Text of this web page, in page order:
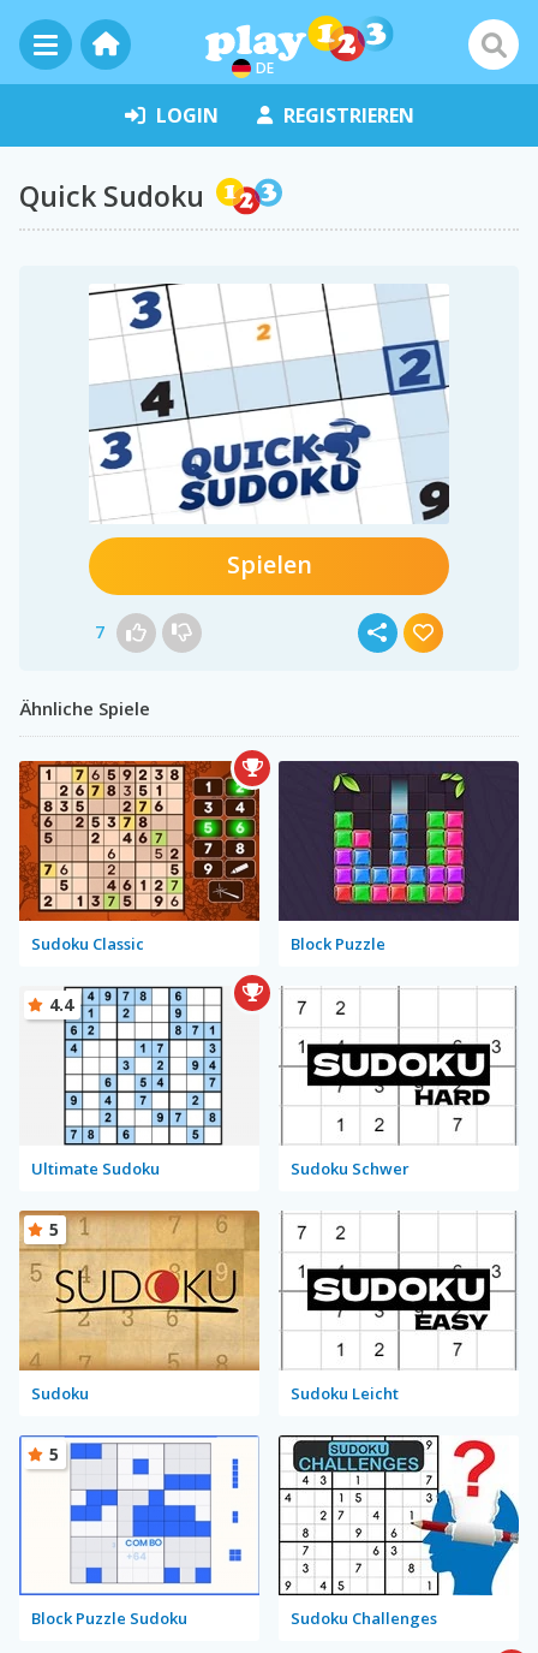
DE
LOGIN REGISTRIEREN
Quick Sudoku
Spielen
7
Ähnliche Spiele
Sudoku Classic Block Puzzle
Ultimate Sudoku
4.4
Sudoku Schwer
Sudoku
5
Sudoku Leicht
Block Puzzle Sudoku
5
Sudoku Challenges